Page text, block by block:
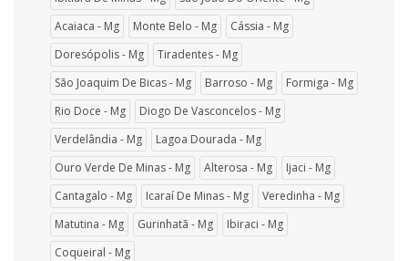
Acaiaca - Mg
Monte Belo - Mg
Cássia - Mg
Doresópolis - Mg
Tiradentes - Mg
São Joaquim De Bicas - Mg
Barroso - Mg
Formiga - Mg
Rio Doce - Mg
Diogo De Vasconcelos - Mg
Verdelândia - Mg
Lagoa Dourada - Mg
Ouro Verde De Minas - Mg
Alterosa - Mg
Ijaci - Mg
Cantagalo - Mg
Icaraí De Minas - Mg
Veredinha - Mg
Matutina - Mg
Gurinhatã - Mg
Ibiraci - Mg
Coqueiral - Mg